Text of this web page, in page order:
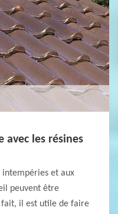
les résines
intempéries et aux
peuvent être
fait, il est utile de faire